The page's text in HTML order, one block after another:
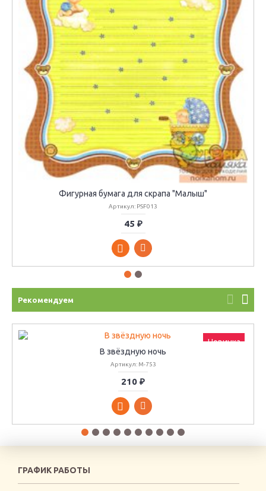
Фигурная бумага для скрапа "Малыш"
Артикул: PSF013
45 ₽
Рекомендуем
Новинка
В звёздную ночь
Артикул: М-753
210 ₽
ГРАФИК РАБОТЫ